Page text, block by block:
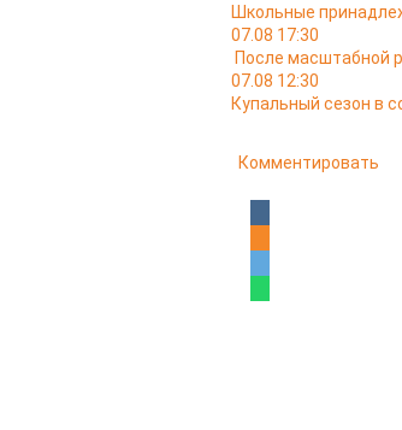
Школьные
07.08 17:30
После масштабной
07.08 12:30
Купальный сезон в
Комментировать